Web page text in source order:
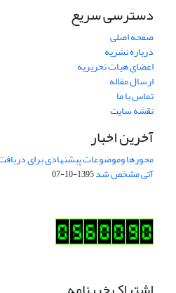
دسترسی سریع
صفحه اصلی
درباره نشریه
اعضای هیات تحریریه
ارسال مقاله
تماس با ما
نقشه سایت
آخرین اخبار
محورها وموضوعات پیشنهادی برای
آتی مشخص شد1395-10-07